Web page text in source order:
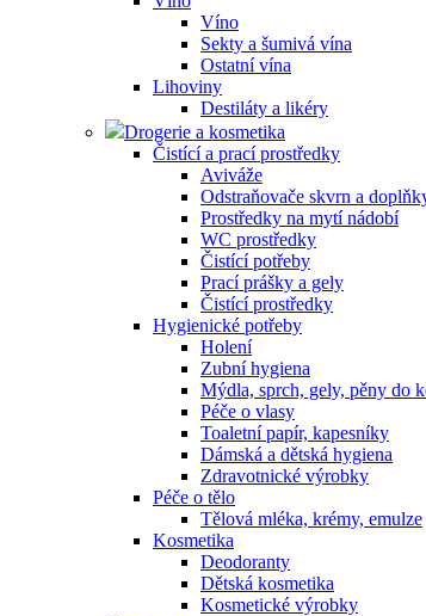
Víno
Sekty a šumivá vína
Ostatní vína
Lihoviny
Destiláty a likéry
Drogerie a kosmetika
Čistící a prací prostředky
Aviváže
Odstraňovače skvrn a
Prostředky na mytí nádobí
WC prostředky
Čistící potřeby
Prací prášky a gely
Čistící prostředky
Hygienické potřeby
Holení
Zubní hygiena
Mýdla, sprch, gely, pěny do
Péče o vlasy
Toaletní papír, kapesníky
Dámská a dětská hygiena
Zdravotnické výrobky
Péče o tělo
Tělová mléka, krémy, emulze
Kosmetika
Deodoranty
Dětská kosmetika
Kosmetické výrobky